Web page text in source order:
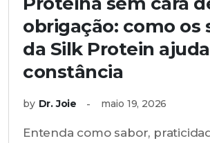
obrigação: como os
da Silk Protein
constância
by Dr. Joie maio 19, 2026
Entenda como sabor,